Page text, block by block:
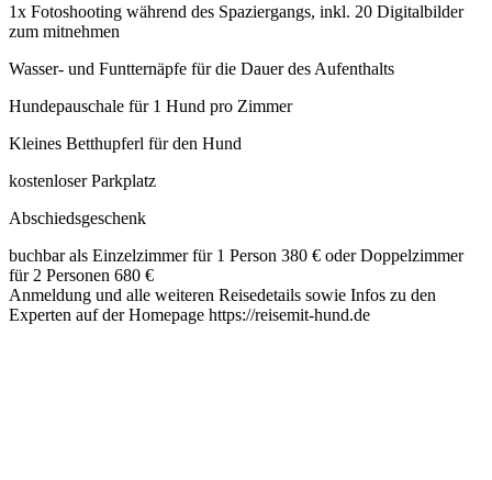
1x Fotoshooting während des Spaziergangs, inkl. 20 Digitalbilder
zum mitnehmen
Wasser- und Funtternäpfe für die Dauer des Aufenthalts
Hundepauschale für 1 Hund pro Zimmer
Kleines Betthupferl für den Hund
kostenloser Parkplatz
Abschiedsgeschenk
buchbar als Einzelzimmer für 1 Person 380 € oder Doppelzimmer
für 2 Personen 680 €
Anmeldung und alle weiteren Reisedetails sowie Infos zu den
Experten auf der Homepage https://reisemit-hund.de